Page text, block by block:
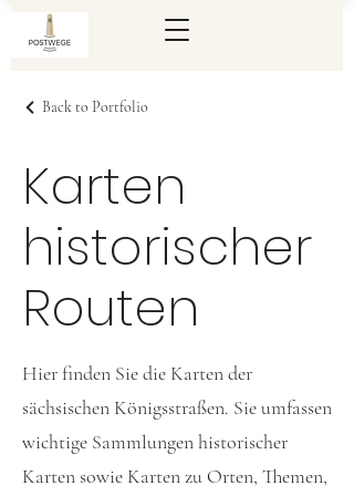
Back to Portfolio
Karten
historischer
Routen
Hier finden Sie die Karten der
sächsischen Königsstraßen. Sie umfassen
wichtige Sammlungen historischer
Karten sowie Karten zu Orten, Themen,